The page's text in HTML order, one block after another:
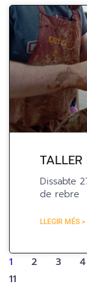
Dissabte
de rebre
LLEGIR MÉS >
1 2 3 4
11